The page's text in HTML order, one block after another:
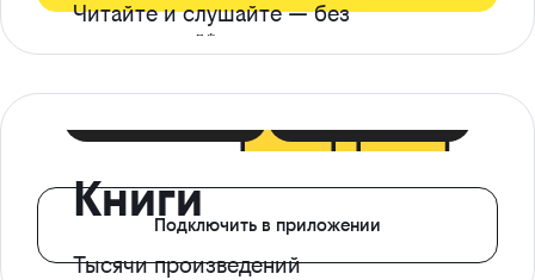
Читайте и слушайте — без
ограничений*
Книги
Тысячи произведений
Подключить в приложении